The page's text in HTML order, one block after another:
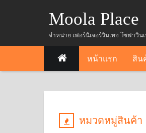
Moola Place
จำหน่าย เฟอร์นิเจอร์วินเทจ โซฟาวิน
หน้าแรก สิน
หมวดหมู่สินค้า